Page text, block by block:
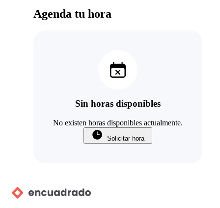
Agenda tu hora
Sin horas disponibles
No existen horas disponibles actualmente.
Solicitar hora